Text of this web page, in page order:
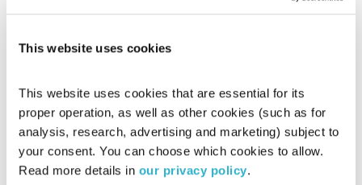
This website uses cookies
This website uses cookies that are essential for its
proper operation, as well as other cookies (such as for
analysis, research, advertising and marketing) subject to
your consent. You can choose which cookies to allow.
Read more details in our privacy policy.
טיול שבת – 12.3.22
טיול שבת
מיכל גפן
12.03.22
02:01:22